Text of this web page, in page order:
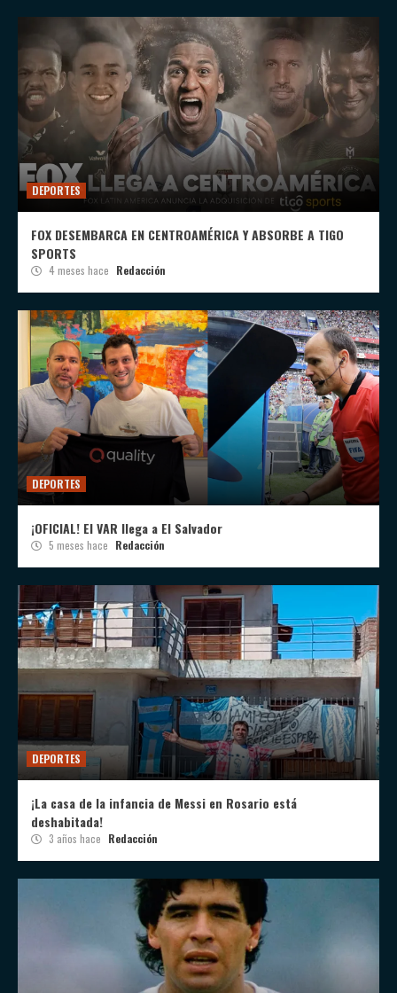
DEPORTES
FOX DESEMBARCA EN CENTROAMÉRICA Y ABSORBE A TIGO
SPORTS
4 meses hace Redacción
DEPORTES
¡OFICIAL! El VAR llega a El Salvador
5 meses hace Redacción
DEPORTES
¡La casa de la infancia de Messi en Rosario está
deshabitada!
3 años hace Redacción